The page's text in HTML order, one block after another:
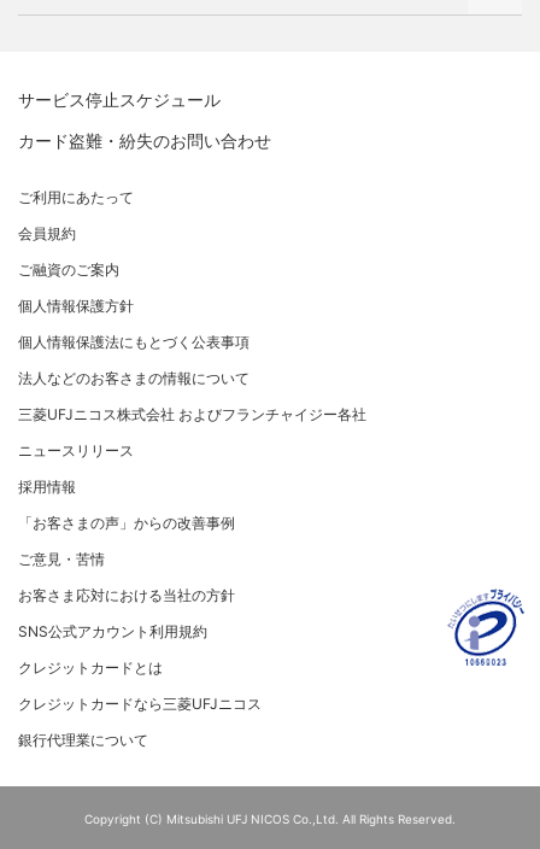
借入時残高スライドリボルビング方式
三菱UFJニコス ローンカード 各種規約
三菱ＵＦＪカード会員の方
NICOSカード会員の方
プラチナ会員さま専用の特別なサービス Platinum
Special Service
大規模企業のお客さまだけにご利用いただけるサービス
各種照会・お手続き
法人のお客さま サイトマップ
法人向けポータルサイト
お取り扱いいただけるカード情報とお支払い情報
加盟店規約/その他ご注意事項
個人情報のお取り扱いに関するお願い
[EC加盟店さまへ] 情報漏えい対策のお願い
[EC加盟店さまへ] 不正ログイン対策のお願い
各種お問い合わせ
「三菱UFJニコスギフトカード」お取り扱いに関するご
注意点（加盟店さま向け）
カード処理時のご注意事項
加盟店さま向けお問い合わせ
サービス・ソリューション
ト）
セキュリティサービス
よくあるご質問
事業者・加盟店のお客さま
法人向けポータルサイト
三菱UFJニコスについて
経営ビジョン・行動規範
企業姿勢・ポリシー
コンプライアンス
コーポレートガバナンスについて
情報セキュリティの取り組み
リスク管理
マネー・ローンダリングおよびテロ資金供与等の対策に
関する取り組み
個人情報保護方針
クレジットポリシー
金融商品販売などの勧誘方針
お客さま応対における当社の方針
サステナビリティへの取り組み
サステナビリティへの取り組み
SDGsの達成に向けて
復興支援活動
お客さまに寄り添う
従業員とともに
MUFGグループ/サステナビリティサイト
ニュースリリース
お問い合わせ
重要なお知らせ
サービス停止スケジュール
カード盗難・紛失のお問い合わせ
ご利用にあたって
会員規約
ご融資のご案内
個人情報保護方針
個人情報保護法にもとづく公表事項
法人などのお客さまの情報について
三菱UFJニコス株式会社 およびフランチャイジー各社
ニュースリリース
採用情報
「お客さまの声」からの改善事例
ご意見・苦情
お客さま応対における当社の方針
SNS公式アカウント利用規約
クレジットカードとは
クレジットカードなら三菱UFJニコス
銀行代理業について
Copyright (C) Mitsubishi UFJ NICOS Co.,Ltd. All Rights Reserved.